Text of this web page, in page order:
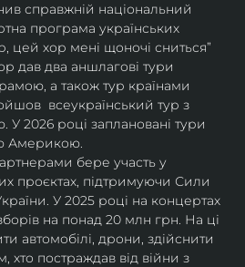
справжній національний
програма українських
цей хор мені щоночі сниться”
дав два аншлагові тури
а також тур країнами
всеукраїнський тур з
2026 році заплановані тури
Америкою.
бере участь у
проєктах, підтримуючи Сили
У 2025 році на концертах
на понад 20 млн грн. На ці
автомобілі, дрони, здійснити
хто ​​по​​страждав від війни з